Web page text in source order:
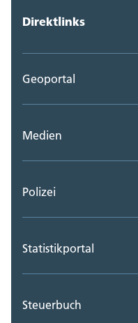
Direktlinks
Geoportal
Medien
Polizei
Statistikportal
Steuerbuch